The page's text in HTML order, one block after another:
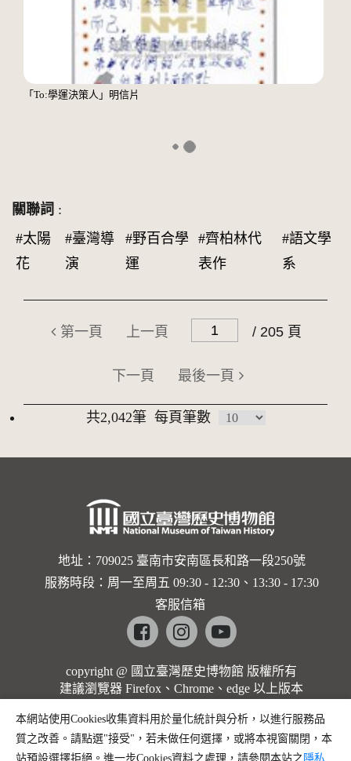
「To:學運決策人」明信片
關聯詞 :
#太陽
花
#臺灣導
演
#野百合學
運
#齊柏林代
表作
#語文學
系
第一頁 上一頁 / 205 頁
下一頁 最後一頁
共2,042筆 每頁筆數
地址：709025 臺南市安南區長和路一段250號
服務時段：周一至周五 09:30 - 12:30、13:30 - 17:30
客服信箱
Facebookinstagramyoutube
copyright @ 國立臺灣歷史博物館 版權所有
建議瀏覽器 Firefox、Chrome、edge 以上版本
本網站使用Cookies收集資料用於量化統計與分析，以進行服務品
質之改善。請點選"接受"，若未做任何選擇，或將本視窗關閉，本
站預設選擇拒絕。進一步Cookies資料之處理，請參閱本站之 隱私